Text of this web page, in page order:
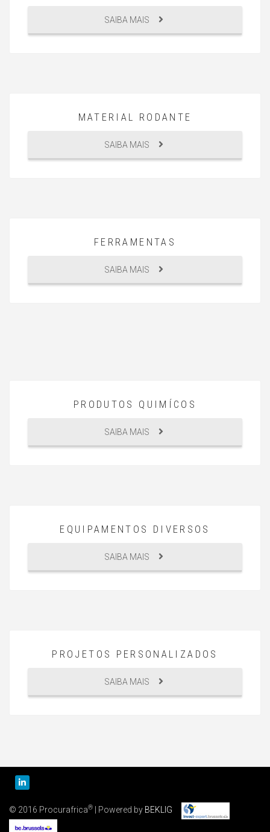
SAIBA MAIS
MATERIAL RODANTE
SAIBA MAIS
FERRAMENTAS
SAIBA MAIS
PRODUTOS QUIMÍCOS
SAIBA MAIS
EQUIPAMENTOS DIVERSOS
SAIBA MAIS
PROJETOS PERSONALIZADOS
SAIBA MAIS
© 2016 Procurafrica® | Powered by BEKLIG